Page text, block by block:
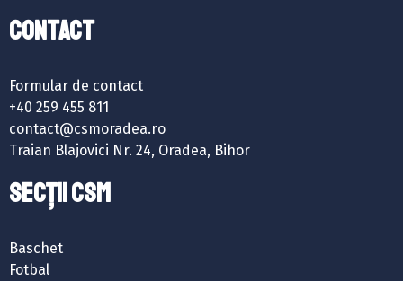
Contact
Formular de contact
+40 259 455 811
contact@csmoradea.ro
Traian Blajovici Nr. 24, Oradea, Bihor
SECȚII CSM
Baschet
Fotbal